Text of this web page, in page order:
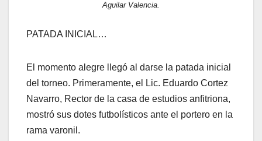
Aguilar Valencia.
PATADA INICIAL…
El momento alegre llegó al darse la patada inicial
del torneo. Primeramente, el Lic. Eduardo Cortez
Navarro, Rector de la casa de estudios anfitriona,
mostró sus dotes futbolísticos ante el portero en la
rama varonil.